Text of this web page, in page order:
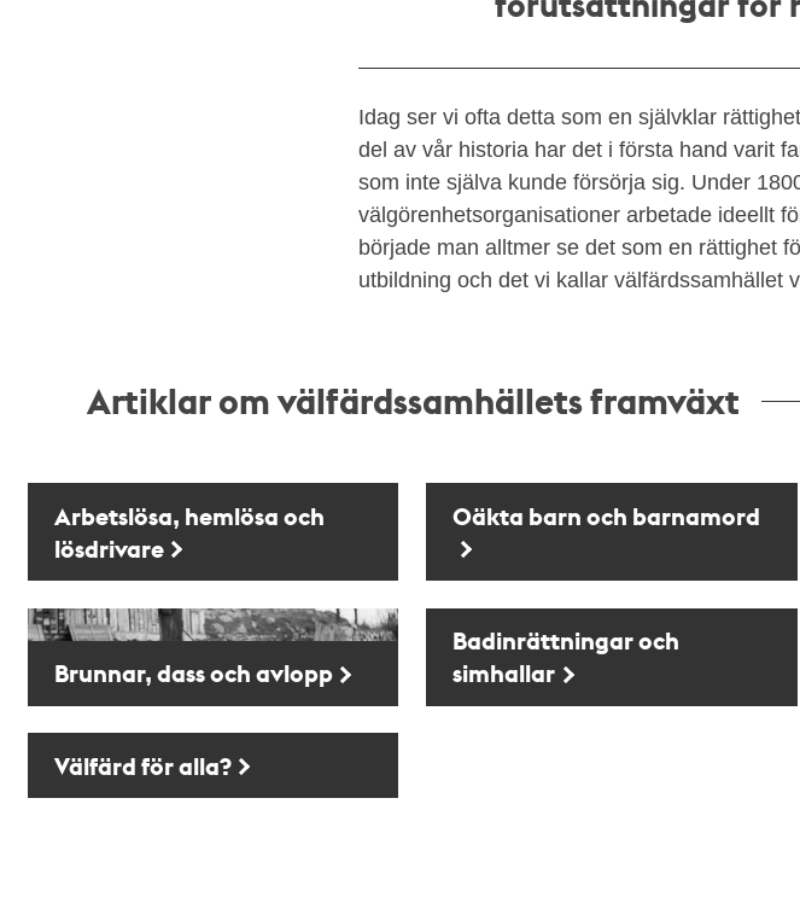
Idag ser vi ofta detta som en självklar
del av vår historia har det i första hand varit
som inte själva kunde försörja sig. Under
välgörenhetsorganisationer arbetade ideellt
började man alltmer se det som en rättighet
utbildning och det vi kallar välfärdssamhället
Artiklar om välfärdssamhällets framväxt
Arbetslösa, hemlösa och
lösdrivare
Oäkta barn och barnamord
Brunnar, dass och avlopp
Badinrättningar och
simhallar
Välfärd för alla?